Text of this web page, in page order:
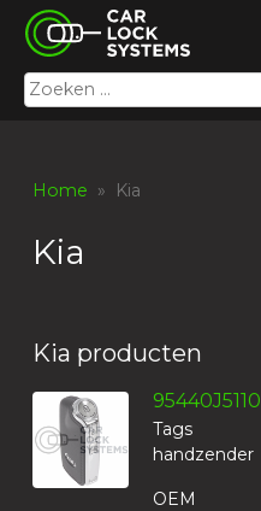
Skip
content
Car Lock Systems
Car Lock Systems
Zoeken
naar:
Home » Kia
Kia
Kia producten
95440J5110
Tags
handzender
OEM